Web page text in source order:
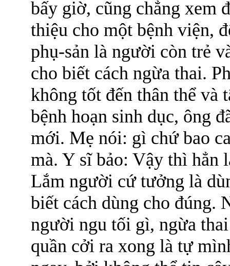
bấy giờ, cũng chẳng xem
thiệu cho một bệnh viện,
phụ-sản là người còn trẻ
cho biết cách ngừa thai.
không tốt đến thân thể và
bệnh hoạn sinh dục, ông
mới. Mẹ nói: gì chứ bao
mà. Y sĩ bảo: Vậy thì hẳn
Lắm người cứ tưởng là
biết cách dùng cho đúng.
người ngu tối gì, ngừa
quần cởi ra xong là tự